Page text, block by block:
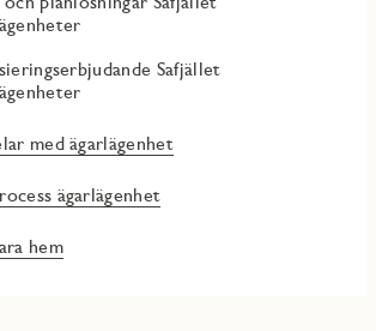
Safjället
med ägarlägenhet
ägarlägenhet
hem